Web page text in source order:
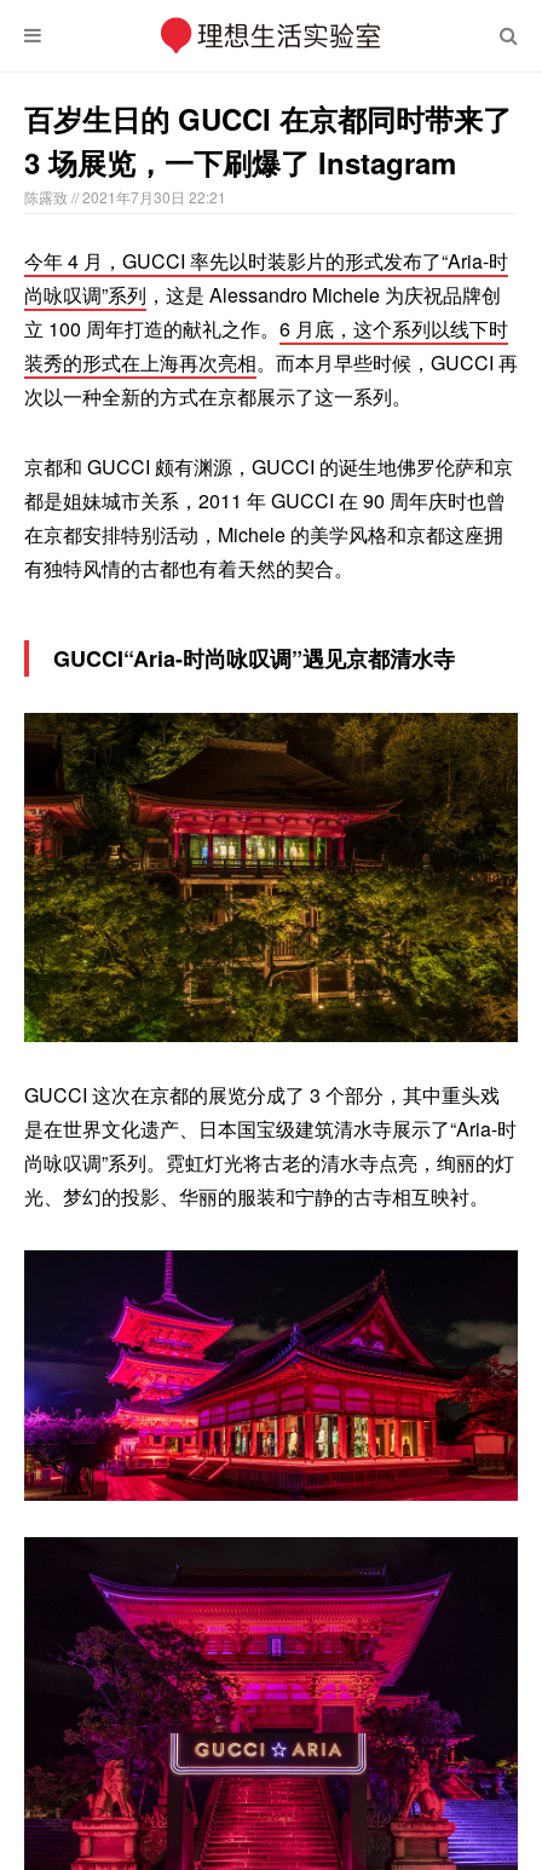
百岁生日的 GUCCI 在京都同时带来了
3 场展览，一下刷爆了 Instagram
陈露致// 2021年7月30日 22:21
今年 4 月，GUCCI 率先以时装影片的形式发布了“Aria-时
尚咏叹调”系列 ，这是 Alessandro Michele 为庆祝品牌创
立 100 周年打造的献礼之作。 6 月底，这个系列以线下时
装秀的形式在上海再次亮相。而本月早些时候，GUCCI 再
次以一种全新的方式在京都展示了这一系列。
京都和 GUCCI 颇有渊源，GUCCI 的诞生地佛罗伦萨和京
都是姐妹城市关系，2011 年 GUCCI 在 90 周年庆时也曾
在京都安排特别活动，Michele 的美学风格和京都这座拥
有独特风情的古都也有着天然的契合。
GUCCI“Aria-时尚咏叹调”遇见京都清水寺
GUCCI 这次在京都的展览分成了 3 个部分，其中重头戏
是在世界文化遗产、日本国宝级建筑清水寺展示了“Aria-时
尚咏叹调”系列。霓虹灯光将古老的清水寺点亮，绚丽的灯
光、梦幻的投影、华丽的服装和宁静的古寺相互映衬。